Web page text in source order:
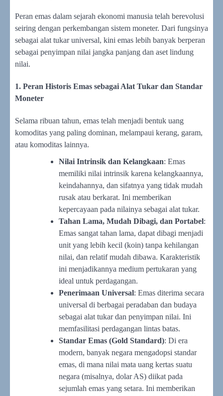
Peran emas dalam sejarah ekonomi manusia telah berevolusi
seiring dengan perkembangan sistem moneter. Dari fungsinya
sebagai alat tukar universal, kini emas lebih banyak berperan
sebagai penyimpan nilai jangka panjang dan aset lindung
nilai.
1. Peran Historis Emas sebagai Alat Tukar dan Standar
Moneter
Selama ribuan tahun, emas telah menjadi bentuk uang
komoditas yang paling dominan, melampaui kerang, garam,
atau komoditas lainnya.
Nilai Intrinsik dan Kelangkaan: Emas
memiliki nilai intrinsik karena kelangkaannya,
keindahannya, dan sifatnya yang tidak mudah
rusak atau berkarat. Ini memberikan
kepercayaan pada nilainya sebagai alat tukar.
Tahan Lama, Mudah Dibagi, dan Portabel:
Emas sangat tahan lama, dapat dibagi menjadi
unit yang lebih kecil (koin) tanpa kehilangan
nilai, dan relatif mudah dibawa. Karakteristik
ini menjadikannya medium pertukaran yang
ideal untuk perdagangan.
Penerimaan Universal: Emas diterima secara
universal di berbagai peradaban dan budaya
sebagai alat tukar dan penyimpan nilai. Ini
memfasilitasi perdagangan lintas batas.
Standar Emas (Gold Standard): Di era
modern, banyak negara mengadopsi standar
emas, di mana nilai mata uang kertas suatu
negara (misalnya, dolar AS) diikat pada
sejumlah emas yang setara. Ini memberikan